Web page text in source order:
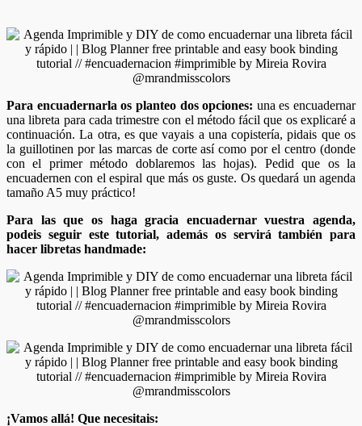
Para encuadernarla os planteo dos opciones: una es encuadernar
una libreta para cada trimestre con el método fácil que os explicaré a
continuación. La otra, es que vayais a una copistería, pidais que os
la guillotinen por las marcas de corte así como por el centro (donde
con el primer método doblaremos las hojas). Pedid que os la
encuadernen con el espiral que más os guste. Os quedará un agenda
tamaño A5 muy práctico!
Para las que os haga gracia encuadernar vuestra agenda,
podeis seguir este tutorial, además os servirá también para
hacer libretas handmade:
¡Vamos allá! Que necesitais: